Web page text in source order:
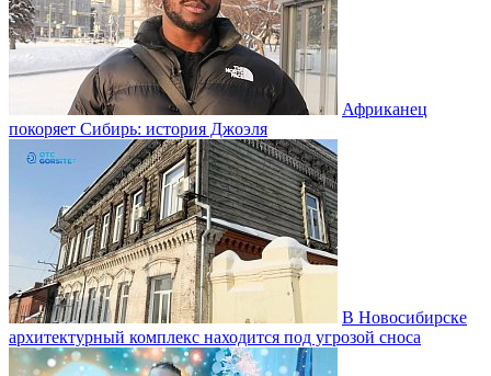
Африканец
покоряет Сибирь: история Джоэля
В Новосибирске
архитектурный комплекс находится под угрозой сноса